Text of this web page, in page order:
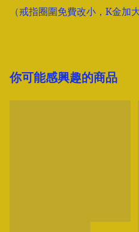
（戒指圈圍免費改小，K金加
你可能感興趣的商品